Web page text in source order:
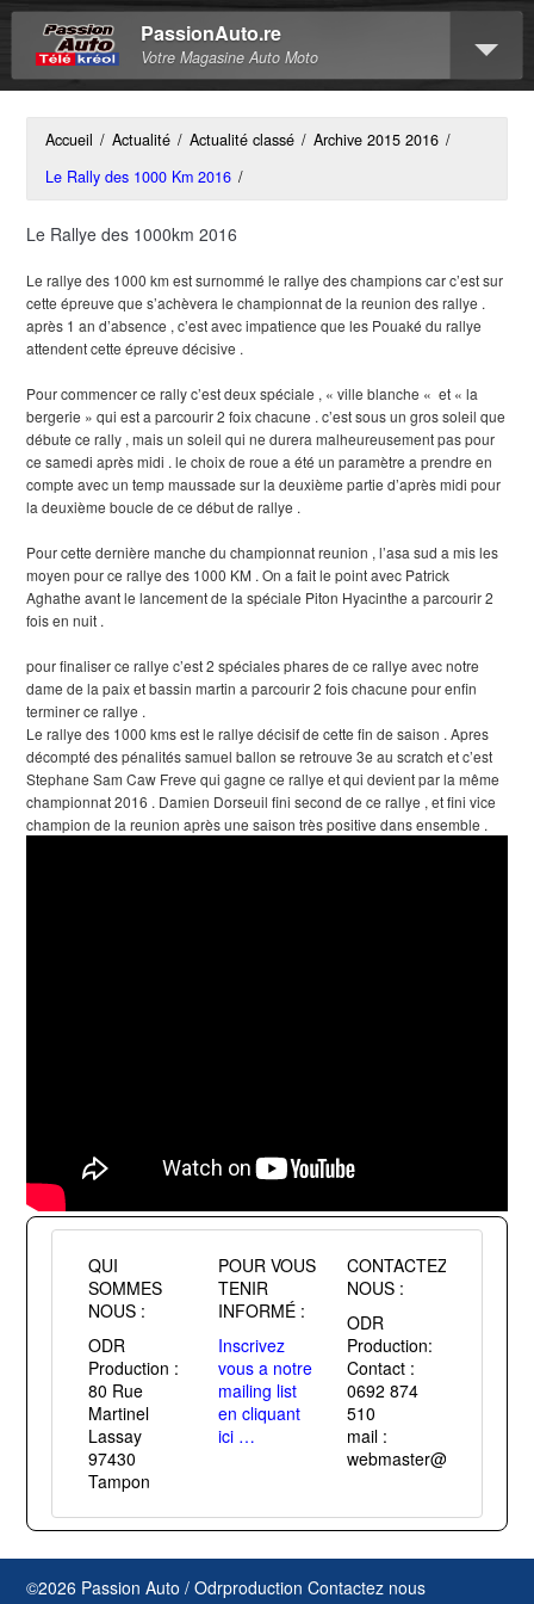
PassionAuto.re
Votre Magasine Auto Moto
Accueil / Actualité / Actualité classé / Archive 2015 2016 /
Le Rally des 1000 Km 2016 /
Le Rallye des 1000km 2016
Le rallye des 1000 km est surnommé le rallye des champions car c’est sur
cette épreuve que s’achèvera le championnat de la reunion des rallye .
après 1 an d’absence , c’est avec impatience que les Pouaké du rallye
attendent cette épreuve décisive .
Pour commencer ce rally c’est deux spéciale , « ville blanche « et « la
bergerie » qui est a parcourir 2 foix chacune . c’est sous un gros soleil que
débute ce rally , mais un soleil qui ne durera malheureusement pas pour
ce samedi après midi . le choix de roue a été un paramètre a prendre en
compte avec un temp maussade sur la deuxième partie d’après midi pour
la deuxième boucle de ce début de rallye .
Pour cette dernière manche du championnat reunion , l’asa sud a mis les
moyen pour ce rallye des 1000 KM . On a fait le point avec Patrick
Aghathe avant le lancement de la spéciale Piton Hyacinthe a parcourir 2
fois en nuit .
pour finaliser ce rallye c’est 2 spéciales phares de ce rallye avec notre
dame de la paix et bassin martin a parcourir 2 fois chacune pour enfin
terminer ce rallye .
Le rallye des 1000 kms est le rallye décisif de cette fin de saison . Apres
décompté des pénalités samuel ballon se retrouve 3e au scratch et c’est
Stephane Sam Caw Freve qui gagne ce rallye et qui devient par la même
championnat 2016 . Damien Dorseuil fini second de ce rallye , et fini vice
champion de la reunion après une saison très positive dans ensemble .
QUI
SOMMES
NOUS :
ODR
Production :
80 Rue
Martinel
Lassay
97430
Tampon
CONTACTEZ
NOUS :
ODR
Production:
Contact :
0692 874
510
mail :
POUR VOUS
TENIR
INFORMÉ :
Inscrivez
vous a notre
mailing list
en cliquant
ici …
©2026 Passion Auto / OdrproductionContactez nous